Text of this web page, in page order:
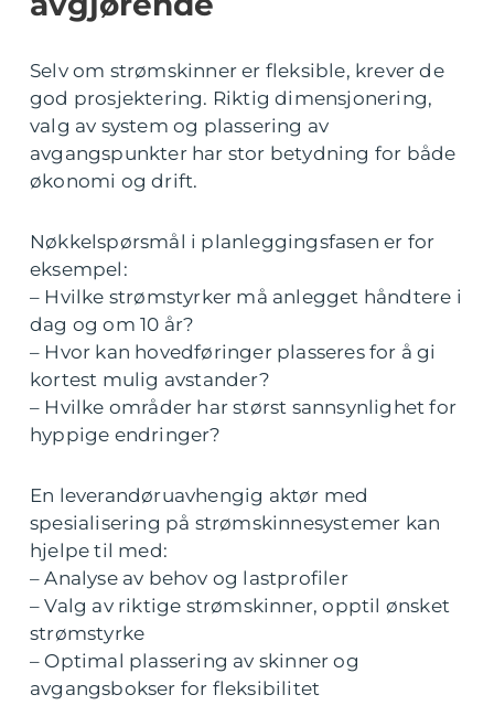
Selv om strømskinner er fleksible, krever de
god prosjektering. Riktig dimensjonering,
valg av system og plassering av
avgangspunkter har stor betydning for både
økonomi og drift.
Nøkkelspørsmål i planleggingsfasen er for
eksempel:
– Hvilke strømstyrker må anlegget håndtere i
dag og om 10 år?
– Hvor kan hovedføringer plasseres for å gi
kortest mulig avstander?
– Hvilke områder har størst sannsynlighet for
hyppige endringer?
En leverandøruavhengig aktør med
spesialisering på strømskinnesystemer kan
hjelpe til med:
– Analyse av behov og lastprofiler
– Valg av riktige strømskinner, opptil ønsket
strømstyrke
– Optimal plassering av skinner og
avgangsbokser for fleksibilitet